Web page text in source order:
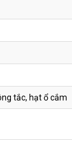
công tắc đơn
tắc, hạt ổ cắm